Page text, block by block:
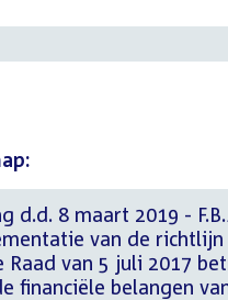
d.d. 8 maart 2019 -
van de richtlijn
Raad van 5 juli 2017
financiële belangen